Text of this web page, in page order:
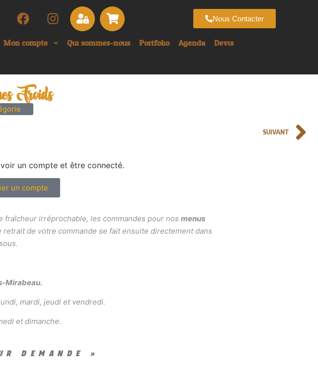
Nous Contacter
Mon compte Qui sommes-nous Portfolio Agenda Devis
Froids
SUIVANT
un compte et être connecté.
un compte
fraîcheur irréprochable, les commandes pour nos menus
de votre commande se fait ensuite directement dans
Mirabeau.
mardi, jeudi et vendredi.
et dimanche.
DEMANDE »